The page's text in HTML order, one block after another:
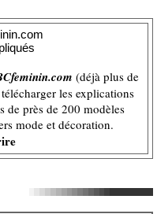
(déjà plus de
les explications
de près de 200 modèles
mode et décoration.